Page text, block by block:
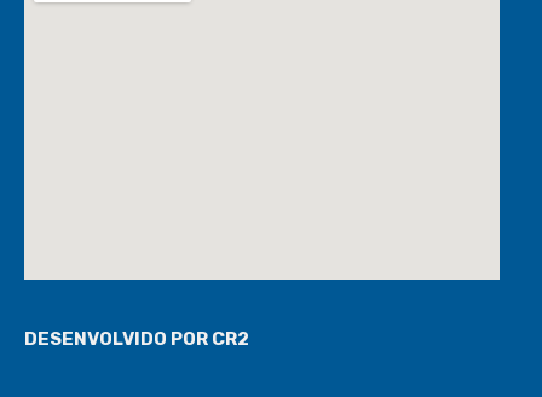
DESENVOLVIDO POR CR2